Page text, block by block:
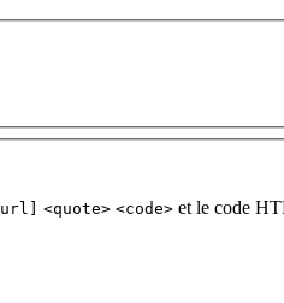
<quote> <code> et le code